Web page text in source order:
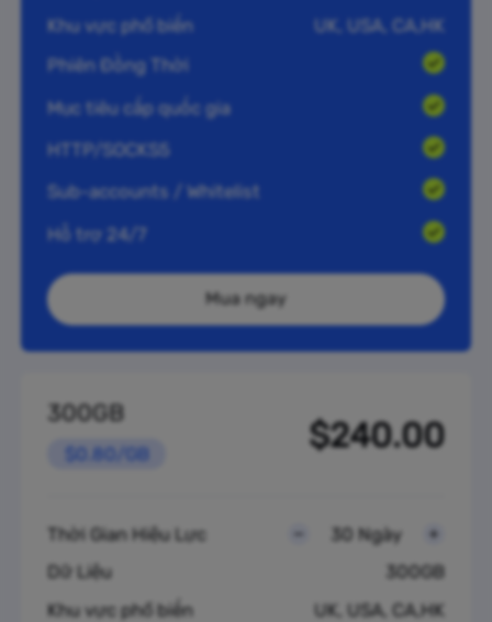
Khu vực phổ biến
UK, USA, CA,HK
Phiên Đồng Thời
Mục tiêu cấp quốc gia
HTTP/SOCKS5
Sub-accounts / Whitelist
Hỗ trợ 24/7
Mua ngay
300GB
$240.00
$0.80/GB
Thời Gian Hiệu Lực
30 Ngày
Dữ Liệu
300GB
Khu vực phổ biến
UK, USA, CA,HK